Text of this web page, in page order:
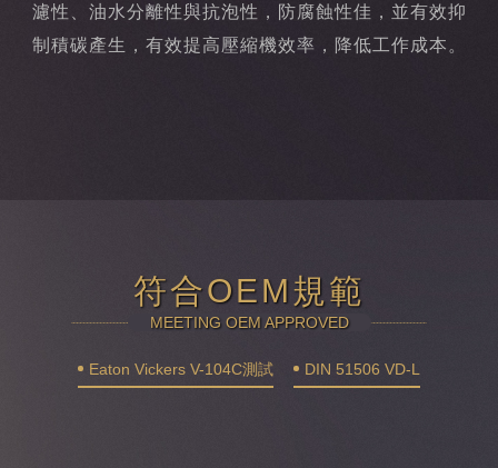
濾性、油水分離性與抗泡性，防腐蝕性佳，並有效抑
制積碳產生，有效提高壓縮機效率，降低工作成本。
符合OEM規範
MEETING OEM APPROVED
Eaton Vickers V-104C測試 DIN 51506 VD-L